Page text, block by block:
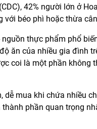
42% người lớn ở
với béo phì hoặc thừa
thực phẩm phổ
ăn của nhiều gia đình
coi là một phần không
dễ mua khi chứa nhiều
phần quan trọng